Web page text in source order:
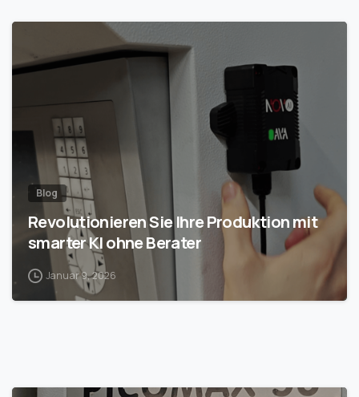
Blog
Revolutionieren Sie Ihre Produktion mit
smarter KI ohne Berater
Januar 9, 2026